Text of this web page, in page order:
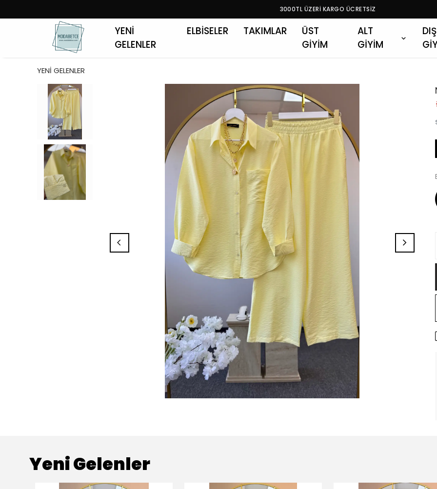
3000TL ÜZERİ KARGO ÜCRETSİZ
YENİ
GELENLER
ELBİSELER TAKIMLAR
ÜST
GİYİM
ALT
GİYİM
DIŞ
YENİ GELENLER
Yeni Gelenler